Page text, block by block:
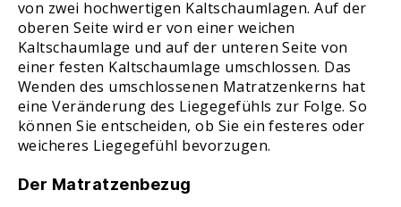
von zwei hochwertigen Kaltschaumlagen. Auf der
oberen Seite wird er von einer weichen
Kaltschaumlage und auf der unteren Seite von
einer festen Kaltschaumlage umschlossen. Das
Wenden des umschlossenen Matratzenkerns hat
eine Veränderung des Liegegefühls zur Folge. So
können Sie entscheiden, ob Sie ein festeres oder
weicheres Liegegefühl bevorzugen.
Der Matratzenbezug